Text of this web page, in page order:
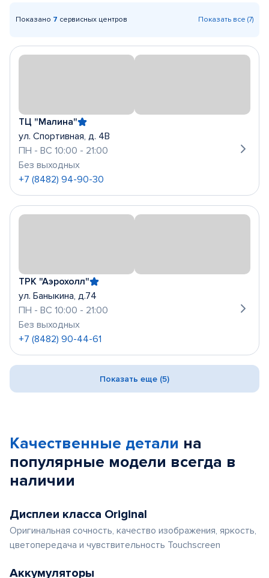
Показано 7 сервисных центров Показать все (7)
ТЦ "Малина"
ул. Спортивная, д. 4В
ПН - ВС 10:00 - 21:00
Без выходных
+7 (8482) 94-90-30
ТРК "Аэрохолл"
ул. Баныкина, д.74
ПН - ВС 10:00 - 21:00
Без выходных
+7 (8482) 90-44-61
Показать еще (5)
Качественные детали на
популярные модели всегда в
наличии
Дисплеи класса Original
Оригинальная сочность, качество изображения, яркость,
цветопередача и чувствительность Touchscreen
Аккумуляторы